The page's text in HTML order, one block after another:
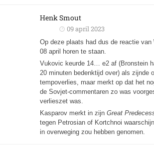
Henk Smout
09 april 2023
Op deze plaats had dus de reactie van
08 april horen te staan.
Vukovic keurde 14… e2 af (Bronstein
20 minuten bedenktijd over) als zijnde
tempoverlies, maar merkt op dat het
de Sovjet-commentaren zo was
verlieszet was.
Kasparov merkt in zijn Great
tegen Petrosian of Kortchnoi
in overweging zou hebben genomen.